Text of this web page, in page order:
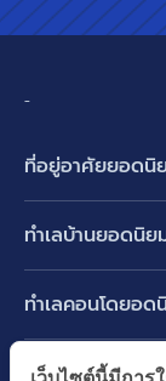
-
ที่อยู่อาศัยยอดนิ
ทาวน์เฮ้าส์ ทาวน์โฮม
คอนโดมิเนียม
ทำเลบ้านยอดนิย
บางนา รามคำแหง 2
ทำเลคอนโดยอด
ทำเล BTS ยอด